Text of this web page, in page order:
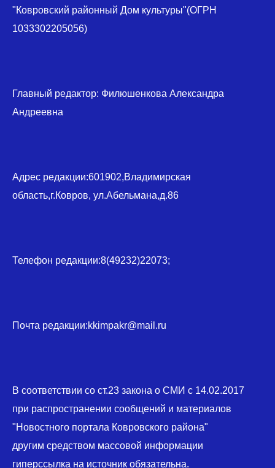
"Ковровский районный Дом культуры"(ОГРН
1033302205056)
Главный редактор: Филюшенкова Александра
Андреевна
Адрес редакции:601902,Владимирская
область,г.Ковров, ул.Абельмана,д.86
Телефон редакции:8(49232)22073;
Почта редакции:kkimpakr@mail.ru
В соответствии со ст.23 закона о СМИ с 14.02.2017
при распространении сообщений и материалов
"Новостного портала Ковровского района"
другим средством массовой информации
гиперссылка на источник обязательна.